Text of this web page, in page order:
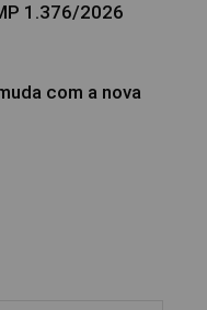
1.376/2026
com a nova